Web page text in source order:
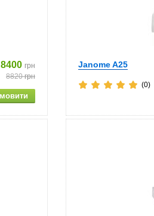
8400 грн
8820грн
Janome A25
(0)